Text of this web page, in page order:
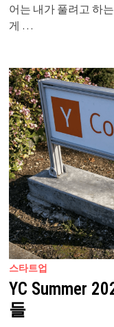
어는 내가 풀려고 하
게 …
스타트업
YC Summer
들